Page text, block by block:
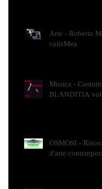
Arte - Roberta
cutisMea
Musica -
BLANDITIA vol
OSMOSI -
d'arte